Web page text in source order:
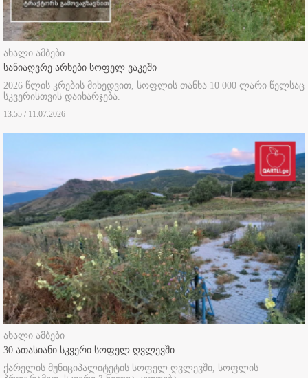
ახალი ამბები
სანიაღვრე არხები სოფელ ვაკეში
2026 წლის კრების მიხედვით, სოფლის თანხა 10 000 ლარი წელსაც
სკვერისთვის დაიხარჯება.
13:55 / 11.07.2026
ახალი ამბები
30 ათასიანი სკვერი სოფელ ღვლევში
ქარელის მუნიციპალიტეტის სოფელ ღვლევში, სოფლის